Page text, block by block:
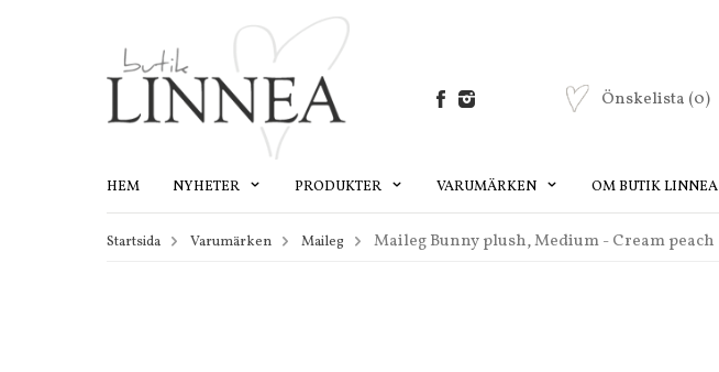
Önskelista (0)
HEM NYHETER PRODUKTER VARUMÄRKEN OM BUTIK LINNEA
Startsida Varumärken Maileg Maileg Bunny plush, Medium - Cream peach